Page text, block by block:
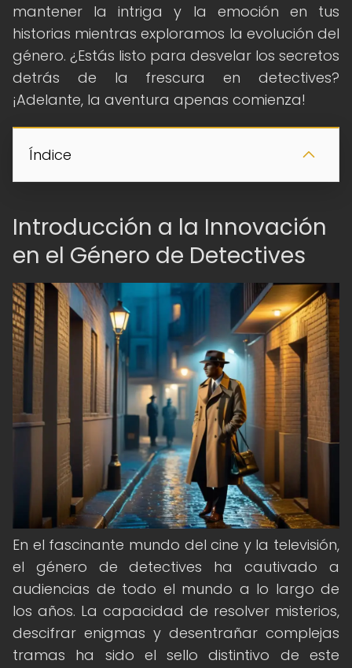
mantener la intriga y la emoción en tus
historias mientras exploramos la evolución del
género. ¿Estás listo para desvelar los secretos
detrás de la frescura en detectives?
¡Adelante, la aventura apenas comienza!
Índice
Introducción a la Innovación
en el Género de Detectives
En el fascinante mundo del cine y la televisión,
el género de detectives ha cautivado a
audiencias de todo el mundo a lo largo de
los años. La capacidad de resolver misterios,
descifrar enigmas y desentrañar complejas
tramas ha sido el sello distintivo de este